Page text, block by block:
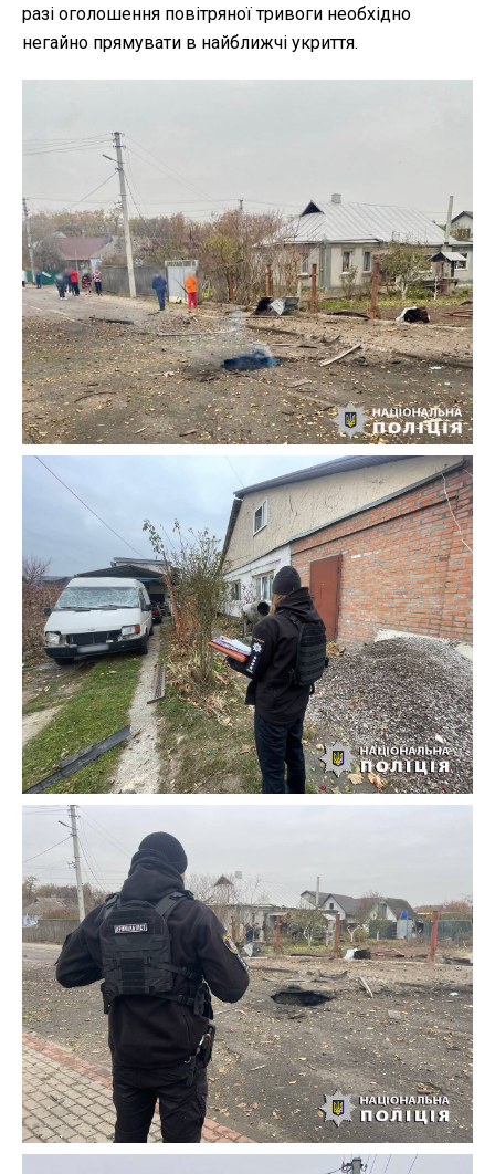
разі оголошення повітряної тривоги необхідно
негайно прямувати в найближчі укриття.